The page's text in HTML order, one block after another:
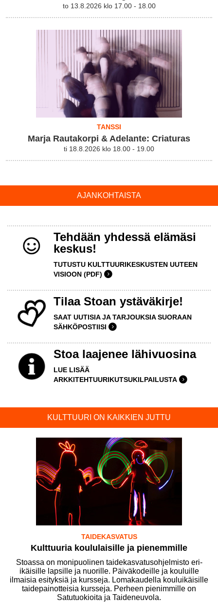
to 13.8.2026 klo 17.00 - 18.00
TANSSI
Marja Rautakorpi & Adelante: Criaturas
ti 18.8.2026 klo 18.00 - 19.00
AJANKOHTAISTA
Tehdään yhdessä elämäsi
keskus!
TUTUSTU KULTTUURIKESKUSTEN UUTEEN
VISIOON (PDF)
Tilaa Stoan ystäväkirje!
SAAT UUTISIA JA TARJOUKSIA SUORAAN
SÄHKÖPOSTIISI
Stoa laajenee lähivuosina
LUE LISÄÄ
ARKKITEHTUURIKUTSUKILPAILUSTA
KULTTUURI ON KAIKKIEN JUTTU
TAIDEKASVATUS
Kulttuuria koululaisille ja pienemmille
Stoassa on monipuolinen taidekasvatusohjelmisto eri-
ikäisille lapsille ja nuorille. Päiväkodeille ja kouluille
ilmaisia esityksiä ja kursseja. Lomakaudella kouluikäisille
taidepainotteisia kursseja. Perheen pienimmille on
Satutuokioita ja Taideneuvola.